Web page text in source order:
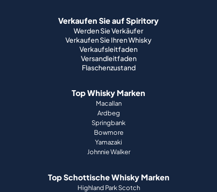
Verkaufen Sie auf Spiritory
Werden Sie Verkäufer
Verkaufen Sie Ihren Whisky
Verkaufsleitfaden
Versandleitfaden
Flaschenzustand
Top Whisky Marken
Macallan
Ardbeg
Springbank
Bowmore
Yamazaki
Johnnie Walker
Top Schottische Whisky Marken
Highland Park Scotch